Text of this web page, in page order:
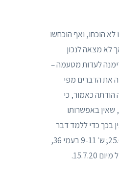
הוכחו, ואף הוכחשו
לא מצאה לנכון
לעדות מטעמה –
את הדברים מפי
כאמור, כי
שאין באפשרותו
בכך כדי ללמד דבר
על היותו עקר. ראו: ש׳ 19-27 בעמ׳ 15, ש׳ 15 בעמ׳ 17, ש׳ 12-16 בעמי 20 לפרוטוקול מיום 25.6.20; ש׳ 9-11 בעמי 36,